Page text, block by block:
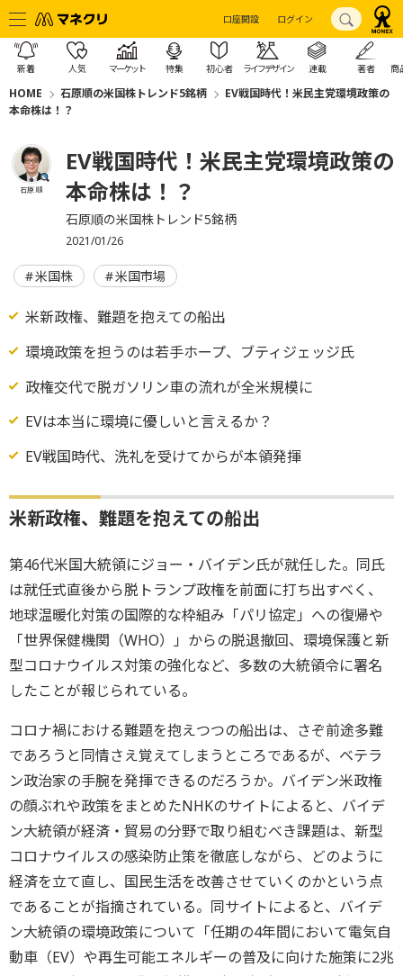
口座開設 ログイン
新着 人気 マーケット 特集 初心者 ライフデザイン 連載 著者 商
HOME 石原順の米国株トレンド5銘柄
EV戦国時代！米民主党環境政策の
本命株は！？
石原 順
EV戦国時代！米民主党環境政策の
本命株は！？
石原順の米国株トレンド5銘柄
2021/01/26
米国株 米国市場
米新政権、難題を抱えての船出
環境政策を担うのは若手ホープ、ブティジェッジ氏
政権交代で脱ガソリン車の流れが全米規模に
EVは本当に環境に優しいと言えるか？
EV戦国時代、洗礼を受けてからが本領発揮
米新政権、難題を抱えての船出
第46代米国大統領にジョー・バイデン氏が就任した。同氏
は就任式直後から脱トランプ政権を前面に打ち出すべく、
地球温暖化対策の国際的な枠組み「パリ協定」への復帰や
「世界保健機関（WHO）」からの脱退撤回、環境保護と新
型コロナウイルス対策の強化など、多数の大統領令に署名
したことが報じられている。
コロナ禍における難題を抱えつつの船出は、さぞ前途多難
であろうと同情さえ覚えてしまうところであるが、ベテラ
ン政治家の手腕を発揮できるのだろうか。バイデン米政権
の顔ぶれや政策をまとめたNHKのサイトによると、バイデ
ン大統領が経済・貿易の分野で取り組むべき課題は、新型
コロナウイルスの感染防止策を徹底しながら、どのように
経済を立て直し、国民生活を改善させていくのかという点
であることが指摘されている。同サイトによると、バイデ
ン大統領の環境政策について「任期の4年間において電気自
動車（EV）や再生可能エネルギーの普及に向けた施策に2兆